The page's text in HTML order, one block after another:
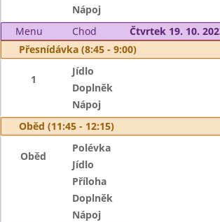
Nápoj
Menu
Chod
Čtvrtek 19. 10.
Přesnídávka (8:45 - 9:00)
1
Jídlo
Doplněk
Nápoj
Oběd (11:45 - 12:15)
Oběd
Polévka
Jídlo
Příloha
Doplněk
Nápoj